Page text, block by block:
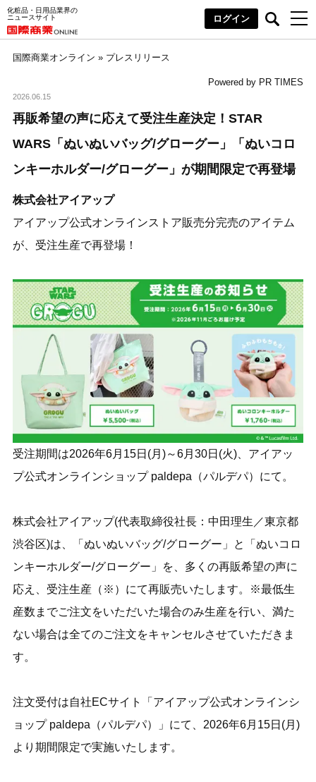
化粧品・日用品業界の
ニュースサイト
ログイン
国際商業オンライン » プレスリリース
Powered by PR TIMES
2026.06.15
再販希望の声に応えて受注生産決定！STAR
WARS「ぬいぬいバッグ/グローグー」「ぬいコロ
ンキーホルダー/グローグー」が期間限定で再登場
株式会社アイアップ
アイアップ公式オンラインストア販売分完売のアイテム
が、受注生産で再登場！
受注期間は2026年6月15日(月)～6月30日(火)、アイアッ
プ公式オンラインショップ paldepa（パルデパ）にて。
株式会社アイアップ(代表取締役社長：中田理生／東京都
渋谷区)は、「ぬいぬいバッグ/グローグー」と「ぬいコロ
ンキーホルダー/グローグー」を、多くの再販希望の声に
応え、受注生産（※）にて再販売いたします。※最低生
産数までご注文をいただいた場合のみ生産を行い、満た
ない場合は全てのご注文をキャンセルさせていただきま
す。
注文受付は自社ECサイト「 アイアップ公式オンラインシ
ョップ paldepa（パルデパ）
」にて、2026年6月15日(月)
より期間限定で実施いたします。